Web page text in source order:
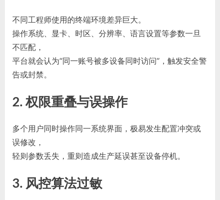
不同工程师使用的终端环境差异巨大。
操作系统、显卡、时区、分辨率、语言设置等参数一旦
不匹配，
平台就会认为“同一账号被多设备同时访问”，触发安全警
告或封禁。
2. 权限重叠与误操作
多个用户同时操作同一系统界面，极易发生配置冲突或
误修改，
轻则参数丢失，重则造成生产延误甚至设备停机。
3. 风控算法过敏